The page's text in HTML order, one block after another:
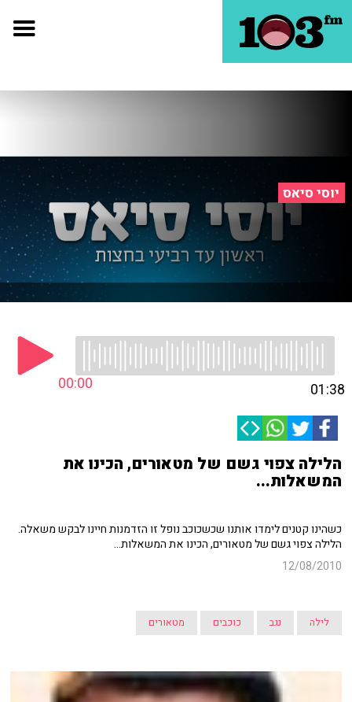
יוסי סיאס
00:00 01:38
הלילה צפוי גשם של מטאורים, הכינו את
המשאלות...
כשהינו קטנים לימדו אותנו שכשכוכב נופל זו הזדמנות חיינו לבקש משאלה.
הלילה צפוי גשם של מטאורים, הכינו את המשאלות...
12/08/2010
לילה נגב כוכבים מטאורים